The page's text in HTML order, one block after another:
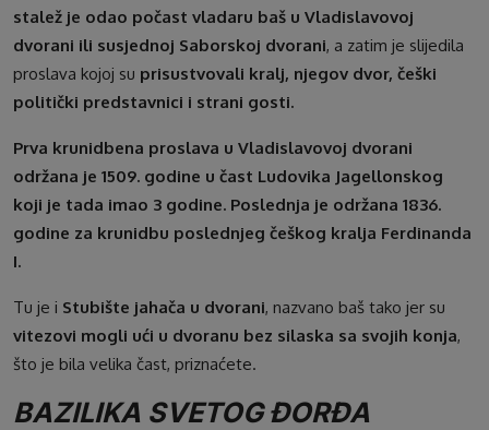
stalež je odao počast vladaru baš u Vladislavovoj
dvorani ili susjednoj Saborskoj dvorani, a zatim je slijedila
proslava kojoj su prisustvovali kralj, njegov dvor, češki
politički predstavnici i strani gosti.
Prva krunidbena proslava u Vladislavovoj dvorani
održana je 1509. godine u čast Ludovika Jagellonskog
koji je tada imao 3 godine. Poslednja je održana 1836.
godine za krunidbu poslednjeg češkog kralja Ferdinanda
I.
Tu je i Stubište jahača u dvorani, nazvano baš tako jer su
vitezovi mogli ući u dvoranu bez silaska sa svojih konja,
što je bila velika čast, priznaćete.
BAZILIKA SVETOG ĐORĐA